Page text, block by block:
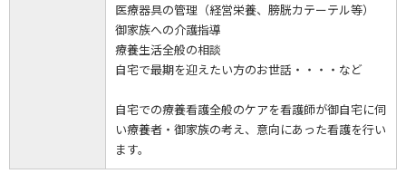
医療器具の管理（経営栄養、膀胱カテーテル等）
御家族への介護指導
療養生活全般の相談
自宅で最期を迎えたい方のお世話・・・・など
自宅での療養看護全般のケアを看護師が御自宅に伺
い療養者・御家族の考え、意向にあった看護を行い
ます。